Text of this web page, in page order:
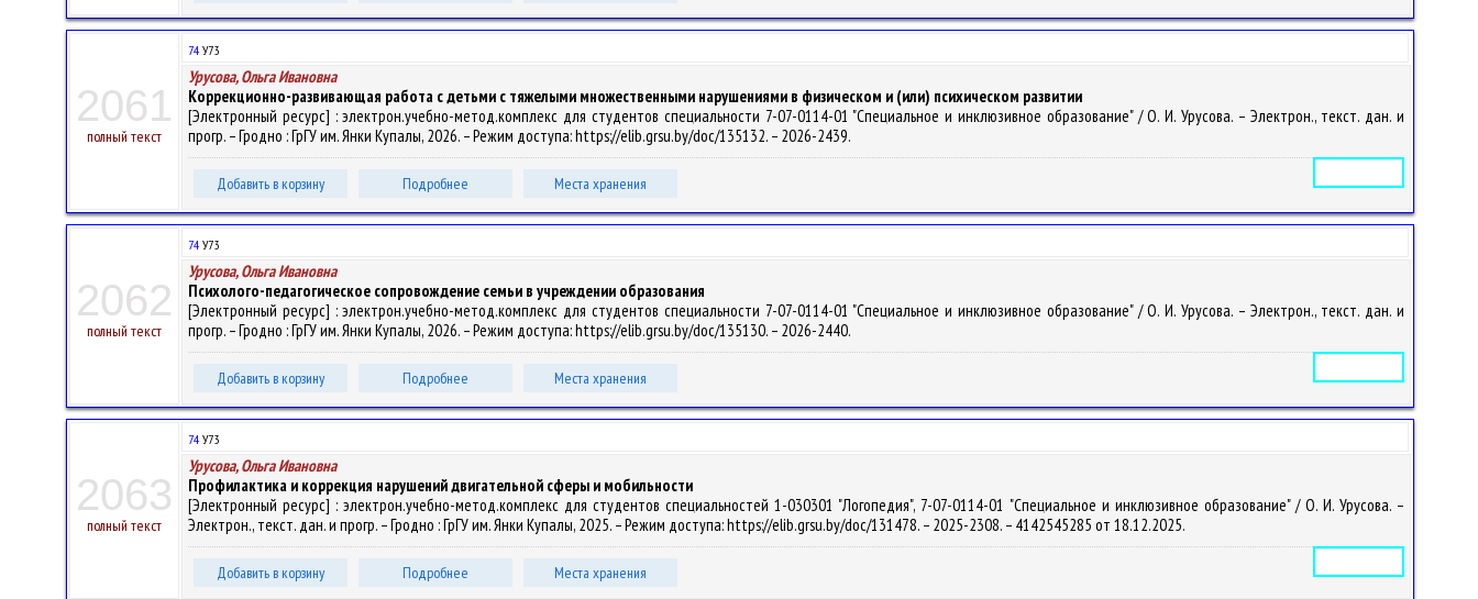
2061
полный текст
74 У73
Урусова, Ольга Ивановна
Коррекционно-развивающая работа с детьми с тяжелыми множественными нарушениями в физическом и (или) психическом развитии
[Электронный ресурс] : электрон.учебно-метод.комплекс для студентов специальности 7-07-0114-01 "Специальное и инклюзивное образование" / О. И. Урусова. – Электрон., текст. дан. и
прогр. – Гродно : ГрГУ им. Янки Купалы, 2026. – Режим доступа: https://elib.grsu.by/doc/135132. – 2026-2439.
Добавить в корзину Подробнее Места хранения
2062
полный текст
74 У73
Урусова, Ольга Ивановна
Психолого-педагогическое сопровождение семьи в учреждении образования
[Электронный ресурс] : электрон.учебно-метод.комплекс для студентов специальности 7-07-0114-01 "Специальное и инклюзивное образование" / О. И. Урусова. – Электрон., текст. дан. и
прогр. – Гродно : ГрГУ им. Янки Купалы, 2026. – Режим доступа: https://elib.grsu.by/doc/135130. – 2026-2440.
Добавить в корзину Подробнее Места хранения
2063
полный текст
74 У73
Урусова, Ольга Ивановна
Профилактика и коррекция нарушений двигательной сферы и мобильности
[Электронный ресурс] : электрон.учебно-метод.комплекс для студентов специальностей 1-030301 "Логопедия", 7-07-0114-01 "Специальное и инклюзивное образование" / О. И. Урусова. –
Электрон., текст. дан. и прогр. – Гродно : ГрГУ им. Янки Купалы, 2025. – Режим доступа: https://elib.grsu.by/doc/131478. – 2025-2308. – 4142545285 от 18.12.2025.
Добавить в корзину Подробнее Места хранения